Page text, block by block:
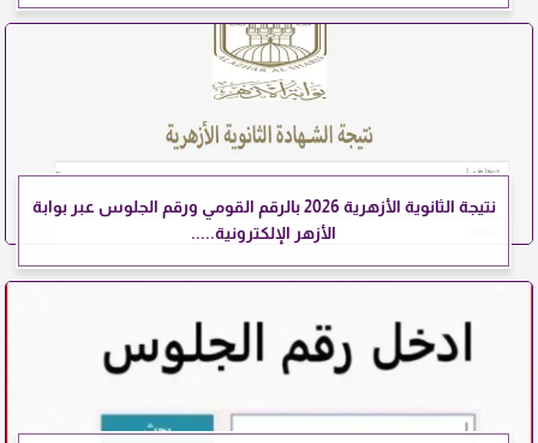
نتيجة الثانوية الأزهرية 2026 بالرقم القومي ورقم الجلوس عبر بوابة
الأزهر الإلكترونية.....